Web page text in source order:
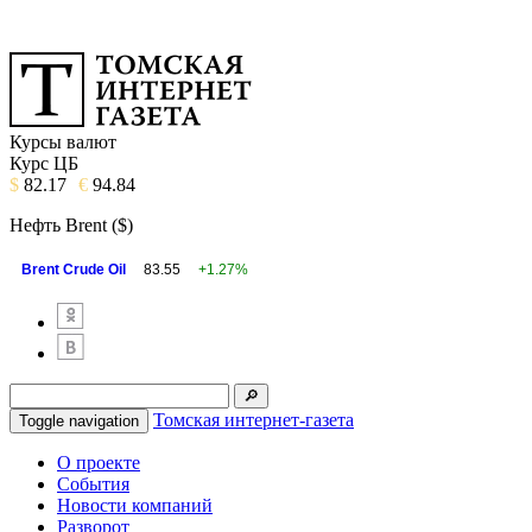
Курсы валют
Курс ЦБ
$ 82.17 € 94.84
Нефть Brent ($)
Brent Crude Oil 83.55 +1.27%
Toggle navigation Томская интернет-газета
О проекте
События
Новости компаний
Разворот